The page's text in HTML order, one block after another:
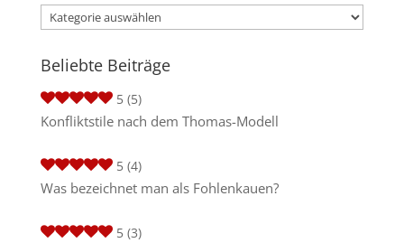
Kategorien
Beliebte Beiträge
5 (5)
Konfliktstile nach dem Thomas-Modell
5 (4)
Was bezeichnet man als Fohlenkauen?
5 (3)